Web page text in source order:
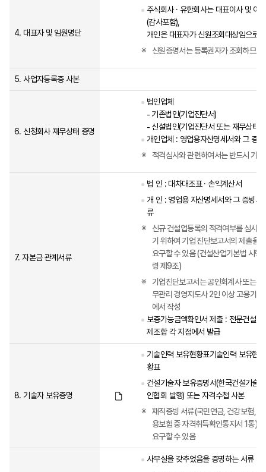
4. 대표자 및 임원명단
주식회사 · 유한회사는 대표이사 및 이
(감사포함),
개인은 대표자가 신원조회대상임으로
신원증명서는 등록권자가 조회하므로
5. 사업자등록증 사본
6. 신청회사 재무상태 증명
법인업체
기존법인(기업진단서)
신설법인(기업진단서 또는 재무상태
개인업체 : 영업용자산명세서와 그 증
적격심사와 관련하여서는 반드시 기
7. 자본금 관계서류
법 인 : 대차대조표 · 손익계산서
개 인 : 영업용 자산명세서와 그 증빙서
류
신규 건설업등록의 적격여부를 심사하
기 위하여 기업 진단보고서의 제출을
요구할 수 있음 (건설산업기본법 시행
령 제9조)
기업진단보고서는 공인회계사 또는 재
무관리 경영지도사 2인 이상 고용기관
에서 작성
보증가능금액확인서 제출 : 전문건설공
제조합 각 지점에서 발급
8. 기술자 보유증명
기술인력 보유현황표기술인력 보유현
황표
건설기술자 보유증명서(한국건설기술
인협회 발행) 또는 자격수첩 사본
재직증빙 서류(국민연금, 건강보험, 고
용보험 중 자격취득확인통지서 1통)를
요구할 수 있음
사무실을 갖추었음을 증명하는 서류